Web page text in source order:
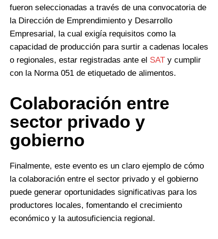
fueron seleccionadas a través de una convocatoria de
la Dirección de Emprendimiento y Desarrollo
Empresarial, la cual exigía requisitos como la
capacidad de producción para surtir a cadenas locales
o regionales, estar registradas ante el SAT y cumplir
con la Norma 051 de etiquetado de alimentos.
Colaboración entre
sector privado y
gobierno
Finalmente, este evento es un claro ejemplo de cómo
la colaboración entre el sector privado y el gobierno
puede generar oportunidades significativas para los
productores locales, fomentando el crecimiento
económico y la autosuficiencia regional.